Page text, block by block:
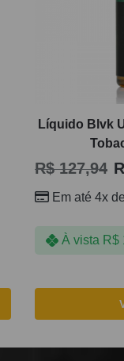
Líquido Blvk
R$127,94
Em até 4x
À vista R$